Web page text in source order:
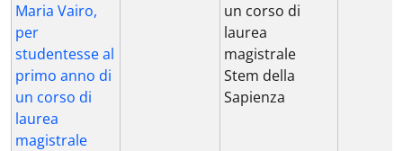
Maria Vairo,
per
studentesse al
primo anno di
un corso di
laurea
magistrale
un corso di
laurea
magistrale
Stem della
Sapienza